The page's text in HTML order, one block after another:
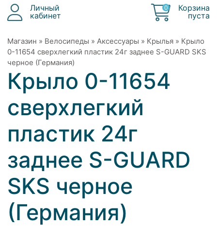
Личный
кабинет
0
Корзина
пуста
Магазин » Велосипеды » Аксессуары » Крылья » Крыло
0-11654 сверхлегкий пластик 24г заднее S-GUARD SKS
черное (Германия)
Крыло 0-11654
сверхлегкий
пластик 24г
заднее S-GUARD
SKS черное
(Германия)